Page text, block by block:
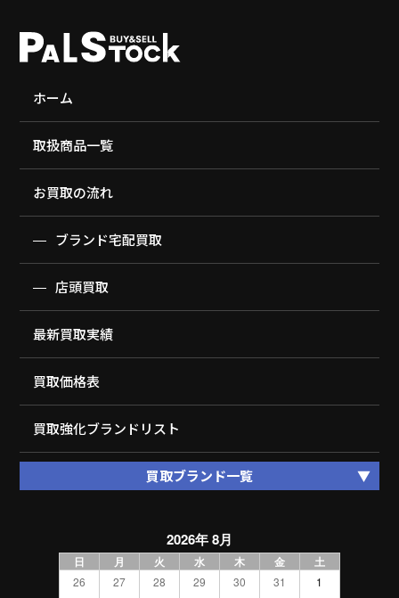
ホーム
取扱商品一覧
お買取の流れ
ブランド宅配買取
店頭買取
最新買取実績
買取価格表
買取強化ブランドリスト
買取ブランド一覧
2026年 8月
日 月 火 水 木 金 土
26 27 28 29 30 31 1